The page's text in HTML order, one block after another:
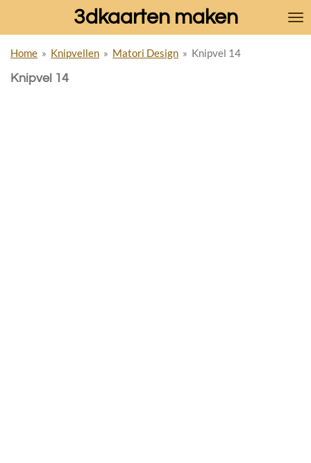
de
hoofdinhoud
3dkaarten maken
Home » Knipvellen » Matori Design » Knipvel 14
Knipvel 14